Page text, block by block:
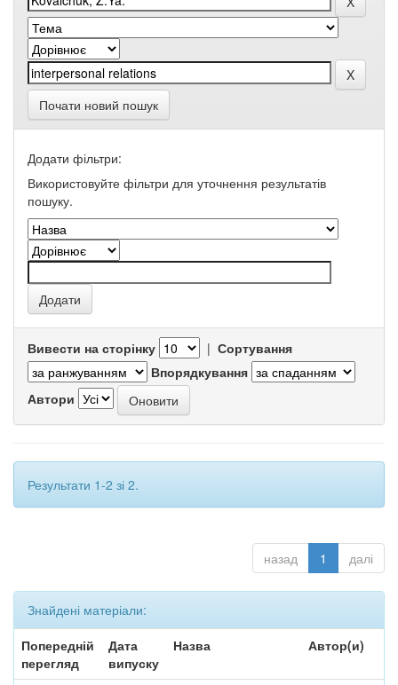
Почати новий пошук
Додати фільтри:
Використовуйте фільтри для уточнення результатів
пошуку.
Вивести на сторінку | Сортування
Впорядкування
Автори
Результати 1-2 зі 2.
назад 1 далі
Знайдені матеріали:
Попередній
перегляд
Дата
випуску
Назва Автор(и)